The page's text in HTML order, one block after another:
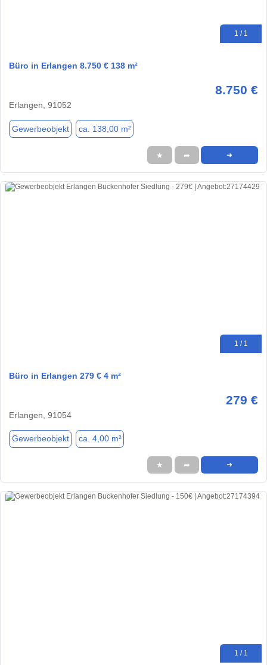
1 / 1
Büro in Erlangen 8.750 € 138 m²
8.750 €
Erlangen, 91052
Gewerbeobjekt ca. 138,00 m²
★ ➦ ➜
1 / 1
Büro in Erlangen 279 € 4 m²
279 €
Erlangen, 91054
Gewerbeobjekt ca. 4,00 m²
★ ➦ ➜
1 / 1